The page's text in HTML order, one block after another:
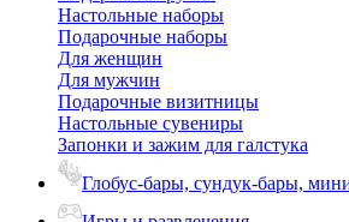
Настольные наборы
Подарочные наборы
Для женщин
Для мужчин
Подарочные визитницы
Настольные сувениры
Запонки и зажим для галстука
Глобус-бары, сундук-бары,